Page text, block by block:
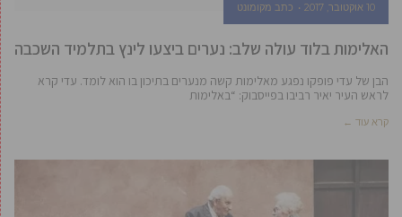
10 אוקטובר, 2017 כתב מקומונט
האלימות בלוד עולה שלב: נערים ביצעו לינץ בתלמיד השכבה
הבן של עדי פופקו נפגע מאלימות קשה מנערים בתיכון בו הוא לומד. עדי קרא
לראש העיר יאיר רביבו בפייסבוק: “באלימות
קרא עוד ←